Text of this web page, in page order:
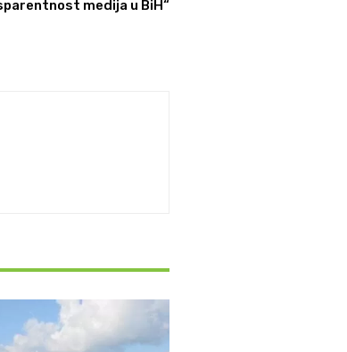
medija u BiH“